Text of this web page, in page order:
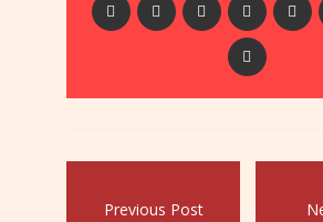
Previous Post